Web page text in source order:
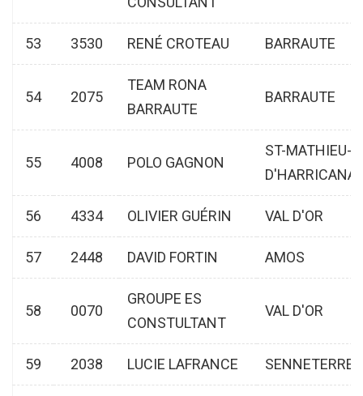
53 3530 RENÉ CROTEAU BARRAUTE
54 2075
TEAM RONA
BARRAUTE
BARRAUTE
55 4008 POLO GAGNON
ST-MATHIEU-
D'HARRICANA
56 4334 OLIVIER GUÉRIN VAL D'OR
57 2448 DAVID FORTIN AMOS
58 0070
GROUPE ES
CONSTULTANT
VAL D'OR
59 2038 LUCIE LAFRANCE SENNETERRE